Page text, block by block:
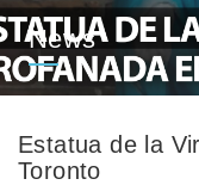
News
Estatua de la
Toronto